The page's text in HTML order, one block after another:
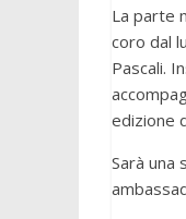
La parte
coro dal
Pascali.
edizione
Sarà una